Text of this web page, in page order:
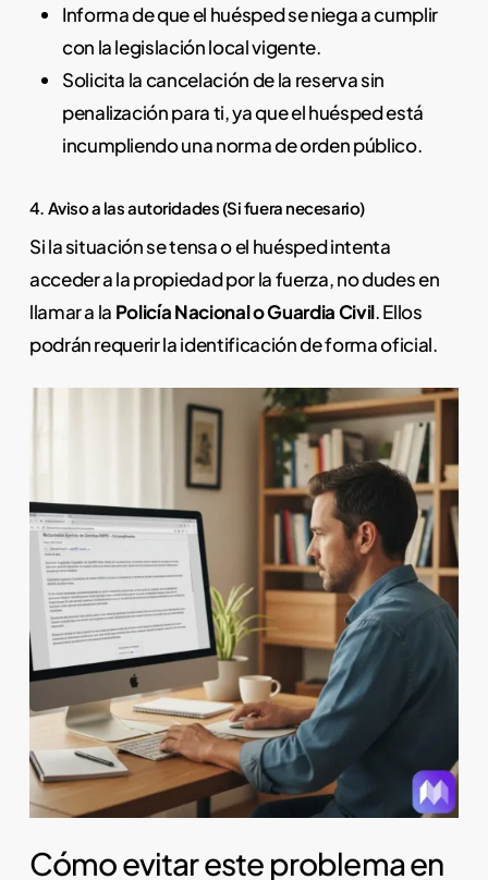
Informa de que el huésped se niega a cumplir
con la legislación local vigente.
Solicita la cancelación de la reserva sin
penalización para ti, ya que el huésped está
incumpliendo una norma de orden público.
4. Aviso a las autoridades (Si fuera necesario)
Si la situación se tensa o el huésped intenta
acceder a la propiedad por la fuerza, no dudes en
llamar a la Policía Nacional o Guardia Civil. Ellos
podrán requerir la identificación de forma oficial.
Cómo evitar este problema en